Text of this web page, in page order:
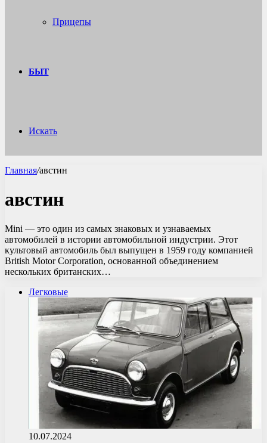
Прицепы
БЫТ
Искать
Главная/австин
австин
Mini — это один из самых знаковых и узнаваемых
автомобилей в истории автомобильной индустрии. Этот
культовый автомобиль был выпущен в 1959 году компанией
British Motor Corporation, основанной объединением
нескольких британских…
Легковые
10.07.2024